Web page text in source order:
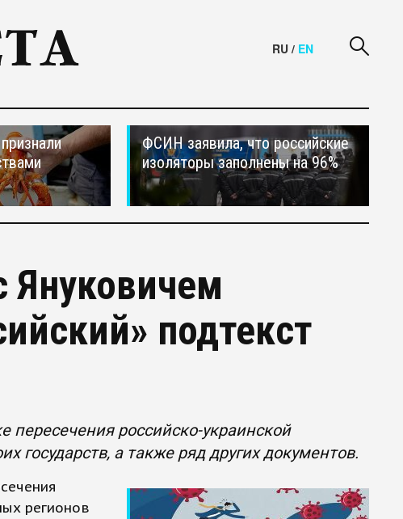
RU / EN
ФСИН заявила, что российские
изоляторы заполнены на 96%
Януковичем
подтекст
пересечения российско-украинской
государств, а также ряд других документов.
регионов